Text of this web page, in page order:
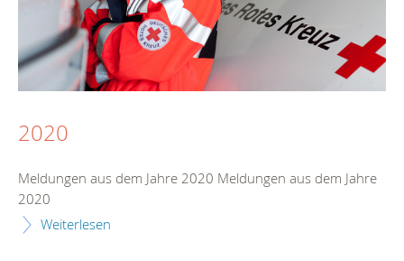
2020
Meldungen aus dem Jahre 2020 Meldungen aus dem Jahre
2020
Weiterlesen